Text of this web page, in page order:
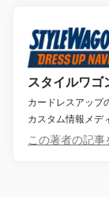
スタイルワゴ
カードレスアップ
カスタム情報メデ
この著者の記事